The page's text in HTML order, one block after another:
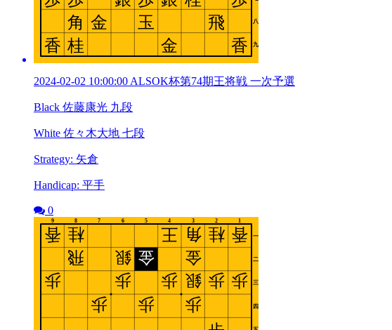
2024-02-02 10:00:00 ALSOK杯第74期王将戦 一次予選
Black 佐藤康光 九段
White 佐々木大地 七段
Strategy: 矢倉
Handicap: 平手
0